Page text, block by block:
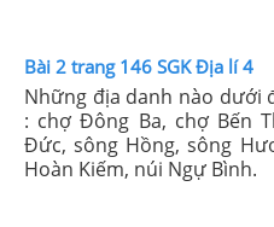
Bài 2 trang 146 SGK Địa lí 4
Những địa danh nào dưới
: chợ Đông Ba, chợ Bến
Đức, sông Hồng, sông
Hoàn Kiếm, núi Ngự Bình.